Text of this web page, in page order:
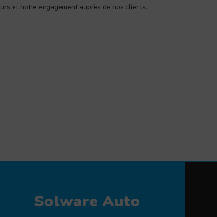
et notre engagement auprès de nos clients.
Solware Auto